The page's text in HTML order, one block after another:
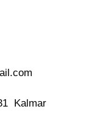
Kalmar